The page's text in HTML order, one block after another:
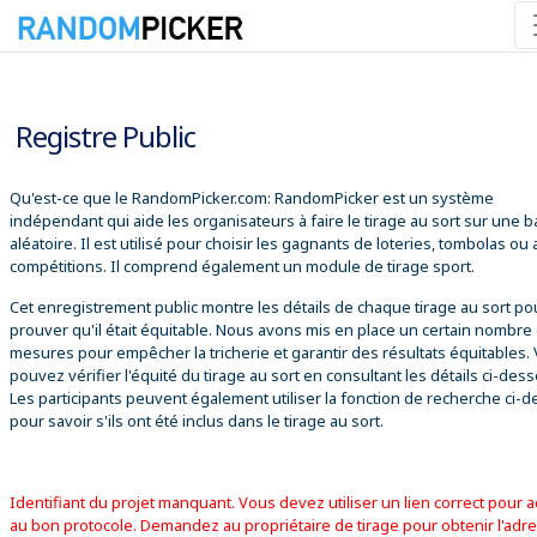
Registre Public
Qu'est-ce que le RandomPicker.com: RandomPicker est un système
indépendant qui aide les organisateurs à faire le tirage au sort sur une
aléatoire. Il est utilisé pour choisir les gagnants de loteries, tombolas ou
compétitions. Il comprend également un module de tirage sport.
Cet enregistrement public montre les détails de chaque tirage au sort
prouver qu'il était équitable. Nous avons mis en place un certain nombre
mesures pour empêcher la tricherie et garantir des résultats équitables.
pouvez vérifier l'équité du tirage au sort en consultant les détails ci-
Les participants peuvent également utiliser la fonction de recherche ci-
pour savoir s'ils ont été inclus dans le tirage au sort.
Identifiant du projet manquant. Vous devez utiliser un lien correct pour
au bon protocole. Demandez au propriétaire de tirage pour obtenir